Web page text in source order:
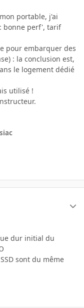
portable, j'ai
: bonne perf', tarif
pour embarquer des
: la conclusion est,
le logement dédié
utilisé !
dur initial du
sont du même